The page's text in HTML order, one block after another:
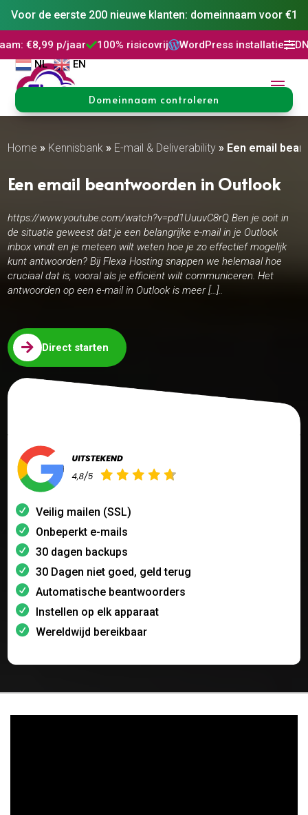
Voor de eerste 200 nieuwe klanten: domeinnaam voor €1
p/jaar100% risicovrijWordPress installatieDNS
NL
EN
Domeinnaam controleren
Home » Kennisbank » E-mail & Deliverability » Een email
Een email beantwoorden in Outlook
https://www.youtube.com/watch?v=pd1UuuvC8rQ Ben je ooit in
de situatie geweest dat je een belangrijke e-mail in je Outlook
inbox vindt en je meteen wilt weten hoe je zo effectief mogelijk
kunt antwoorden? Bij Flexa Hosting snappen we helemaal hoe
cruciaal dat is, vooral als je efficiënt wilt communiceren. Het
antwoorden op een e-mail in Outlook is meer […]..
 Direct starten
Veilig mailen (SSL)
Onbeperkt e-mails
30 dagen backups
30 Dagen niet goed, geld terug
Automatische beantwoorders
Instellen op elk apparaat
Wereldwijd bereikbaar